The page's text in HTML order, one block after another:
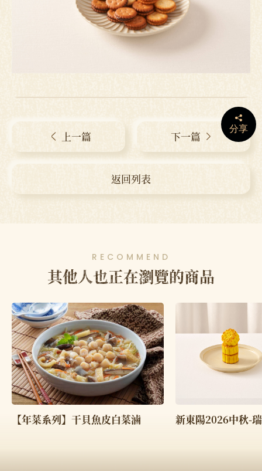
分享
上一篇
返回列表
下一篇
RECOMMEND
其他人也正在瀏覽的商品
【年菜系列】干貝魚皮白菜滷 新東陽2026中秋-